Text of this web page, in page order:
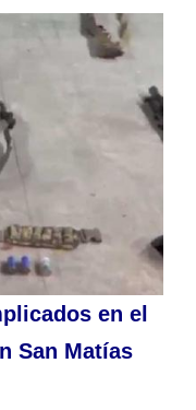
en el
San Matías